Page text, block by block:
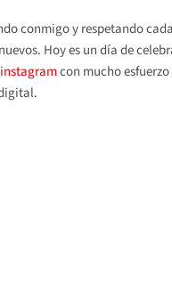
conmigo y respetando
Hoy es un día de
instagramcon mucho